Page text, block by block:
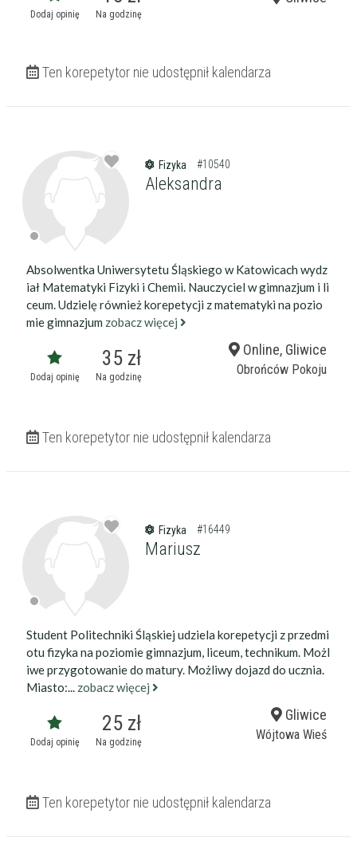
Dodaj opinię Na godzinę
Ten korepetytor nie udostępnił kalendarza
Fizyka #10540
Aleksandra
Absolwentka Uniwersytetu Śląskiego w Katowicach wydz
iał Matematyki Fizyki i Chemii. Nauczyciel w gimnazjum i li
ceum. Udzielę również korepetycji z matematyki na pozio
mie gimnazjum zobacz więcej
Dodaj opinię
35 zł
Na godzinę
Online, Gliwice
Obrońców Pokoju
Ten korepetytor nie udostępnił kalendarza
Fizyka #16449
Mariusz
Student Politechniki Śląskiej udziela korepetycji z przedmi
otu fizyka na poziomie gimnazjum, liceum, technikum. Możl
iwe przygotowanie do matury. Możliwy dojazd do ucznia.
Miasto:... zobacz więcej
Dodaj opinię
25 zł
Na godzinę
Gliwice
Wójtowa Wieś
Ten korepetytor nie udostępnił kalendarza